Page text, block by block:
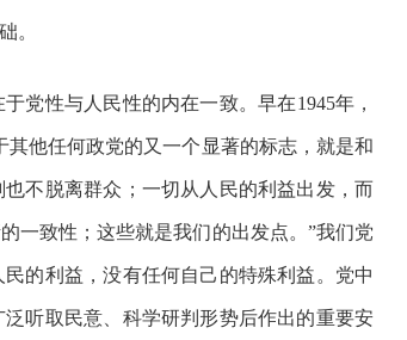
。
党性与人民性的内在一致。早在1945年，
他任何政党的又一个显著的标志，就是和
不脱离群众；一切从人民的利益出发，而
一致性；这些就是我们的出发点。”我们党
的利益，没有任何自己的特殊利益。党中
听取民意、科学研判形势后作出的重要安